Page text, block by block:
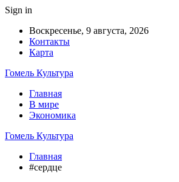
Sign in
Воскресенье, 9 августа, 2026
Контакты
Карта
Гомель Культура
Главная
В мире
Экономика
Гомель Культура
Главная
#сердце